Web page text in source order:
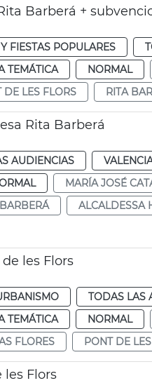
Barberá +
FIESTAS POPULARES
TEMÁTICA NORMAL
DE LES FLORS RITA
Rita Barberá
AUDIENCIAS
MARÍA JOSÉ
ALCALDESSA
les Flors
TODAS LAS
TEMÁTICA NORMAL
FLORES PONT DE
Flors